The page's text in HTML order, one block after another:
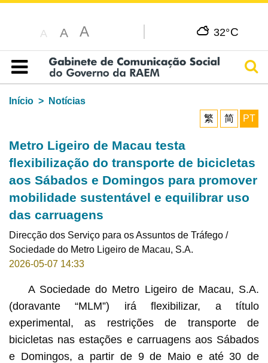
A A A 32°C
Índice
Início
Notícias
繁
简 PT
Metro Ligeiro de Macau testa
flexibilização do transporte de bicicletas
aos Sábados e Domingos para promover
mobilidade sustentável e equilibrar uso
das carruagens
Direcção dos Serviço para os Assuntos de Tráfego /
Sociedade do Metro Ligeiro de Macau, S.A.
2026-05-07 14:33
A Sociedade do Metro Ligeiro de Macau, S.A.
(doravante “MLM”) irá flexibilizar, a título
experimental, as restrições de transporte de
bicicletas nas estações e carruagens aos Sábados
e Domingos, a partir de 9 de Maio e até 30 de